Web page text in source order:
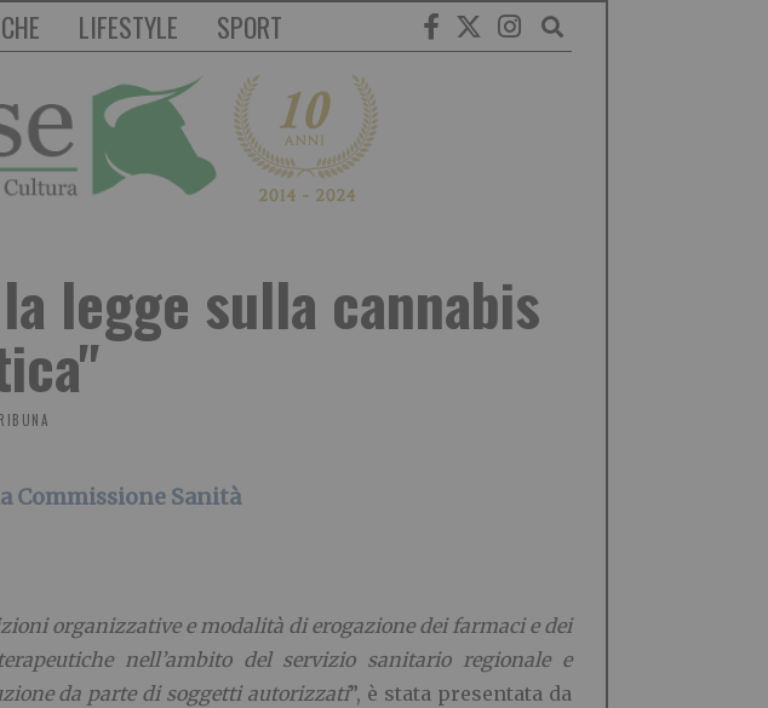
LIFESTYLE SPORT
legge sulla cannabis
Commissione Sanità
organizzative e modalità di erogazione dei farmaci e dei
nell’ambito del servizio sanitario regionale e
da parte di soggetti autorizzati”, è stata presentata da